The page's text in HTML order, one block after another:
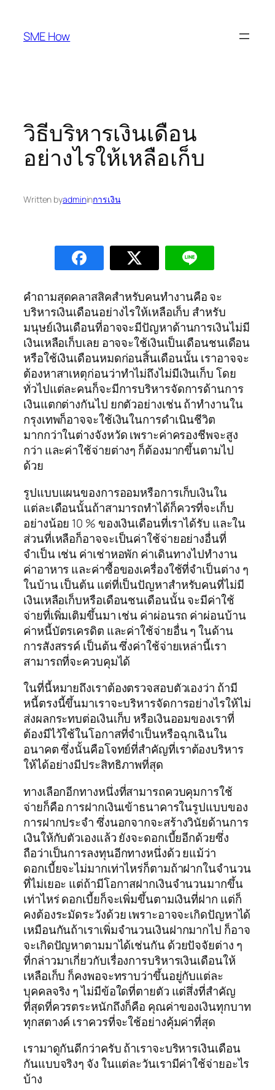
content
SME How
วิธีบริหารเงินเดือน
อย่างไรให้เหลือเก็บ
Written byadmininการเงิน
คำถามสุดคลาสสิคสำหรับคนทำงานคือ จะ
บริหารเงินเดือนอย่างไรให้เหลือเก็บ สำหรับ
มนุษย์เงินเดือนที่อาจจะมีปัญหาด้านการเงินไม่มี
เงินเหลือเก็บเลย อาจจะใช้เงินเป็นเดือนชนเดือน
หรือใช้เงินเดือนหมดก่อนสิ้นเดือนนั้น เราอาจจะ
ต้องหาสาเหตุก่อนว่าทำไม่ถึงไม่มีเงินเก็บ โดย
ทั่วไปแต่ละคนก็จะมีการบริหารจัดการด้านการ
เงินแตกต่างกันไป ยกตัวอย่างเช่น ถ้าทำงานใน
กรุงเทพก็อาจจะใช้เงินในการดำเนินชีวิต
มากกว่าในต่างจังหวัด เพราะค่าครองชีพจะสูง
กว่า และค่าใช้จ่ายต่างๆ ก็ต้องมากขึ้นตามไป
ด้วย
รูปแบบแผนของการออมหรือการเก็บเงินใน
แต่ละเดือนนั้นถ้าสามารถทำได้ก็ควรที่จะเก็บ
อย่างน้อย 10 % ของเงินเดือนที่เราได้รับ และใน
ส่วนที่เหลือก็อาจจะเป็นค่าใช้จ่ายอย่างอื่นที่
จำเป็น เช่น ค่าเช่าหอพัก ค่าเดินทางไปทำงาน
ค่าอาหาร และค่าซื้อของเครื่องใช้ที่จำเป็นต่าง ๆ
ในบ้าน เป็นต้น แต่ที่เป็นปัญหาสำหรับคนที่ไม่มี
เงินเหลือเก็บหรือเดือนชนเดือนนั้น จะมีค่าใช้
จ่ายที่เพิ่มเติมขึ้นมา เช่น ค่าผ่อนรถ ค่าผ่อนบ้าน
ค่าหนี้บัตรเครดิต และค่าใช้จ่ายอื่น ๆ ในด้าน
การสังสรรค์ เป็นต้น ซึ่งค่าใช้จ่ายเหล่านี้เรา
สามารถที่จะควบคุมได้
ในที่นี้หมายถึงเราต้องตรวจสอบตัวเองว่า ถ้ามี
หนี้ตรงนี้ขึ้นมาเราจะบริหารจัดการอย่างไรให้ไม่
ส่งผลกระทบต่อเงินเก็บ หรือเงินออมของเราที่
ต้องมีไว้ใช้ในโอกาสที่จำเป็นหรือฉุกเฉินใน
อนาคต ซึ่งนั้นคือโจทย์ที่สำคัญที่เราต้องบริหาร
ให้ได้อย่างมีประสิทธิภาพที่สุด
ทางเลือกอีกทางหนึ่งที่สามารถควบคุมการใช้
จ่ายก็คือ การฝากเงินเข้าธนาคารในรูปแบบของ
การฝากประจำ ซึ่งนอกจากจะสร้างวินัยด้านการ
เงินให้กับตัวเองแล้ว ยังจะดอกเบี้ยอีกด้วยซึ่ง
ถือว่าเป็นการลงทุนอีกทางหนึ่งด้ว ยแม้ว่า
ดอกเบี้ยจะไม่มากเท่าไหร่ก็ตามถ้าฝากในจำนวน
ที่ไม่เยอะ แต่ถ้ามีโอกาสฝากเงินจำนวนมากขึ้น
เท่าไหร่ ดอกเบี้ยก็จะเพิ่มขึ้นตามเงินที่ฝาก แต่ก็
คงต้องระมัดระวังด้วย เพราะอาจจะเกิดปัญหาได้
เหมือนกันถ้าเราเพิ่มจำนวนเงินฝากมากไป ก็อาจ
จะเกิดปัญหาตามมาได้เช่นกัน ด้วยปัจจัยต่าง ๆ
ที่กล่าวมาเกี่ยวกับเรื่องการบริหารเงินเดือนให้
เหลือเก็บ ก็คงพอจะทราบว่าขึ้นอยู่กับแต่ละ
บุคคลจริง ๆ ไม่มีข้อใดที่ตายตัว แต่สึ่งที่สำคัญ
ที่สุดที่ควรตระหนักถึงก็คือ คุณค่าของเงินทุกบาท
ทุกสตางค์ เราควรที่จะใช้อย่างคุ้มค่าที่สุด
เรามาดูกันดีกว่าครับ ถ้าเราจะบริหารเงินเดือน
กันแบบจริงๆ จัง ในแต่ละวันเรามีค่าใช้จ่ายอะไร
บ้าง